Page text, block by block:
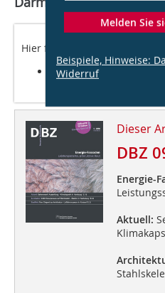
Hier finden Sie ein pdf des
Forschungsbericht
Dieser
DBZ
Energie-
Aktuell:
Melden Sie
Beispiele, Hinweise:
Widerruf